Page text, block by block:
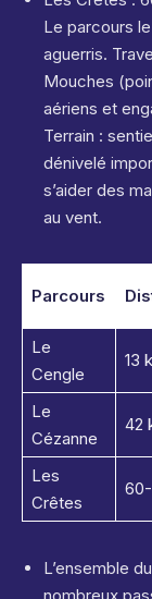
Le parcours
aguerris.
Mouches
aériens et
Terrain :
dénivelé
s’aider des
au vent.
Parcours
Le
Cengle
13
Le
Cézanne
42
Les
Crêtes
L’ensemble